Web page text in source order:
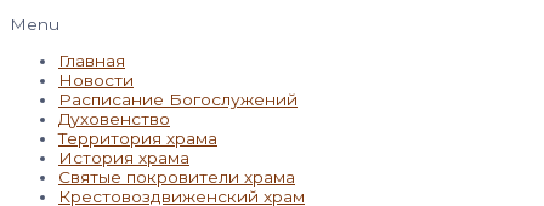
Menu
Главная
Новости
Расписание Богослужений
Духовенство
Территория храма
История храма
Святые покровители храма
Крестовоздвиженский храм